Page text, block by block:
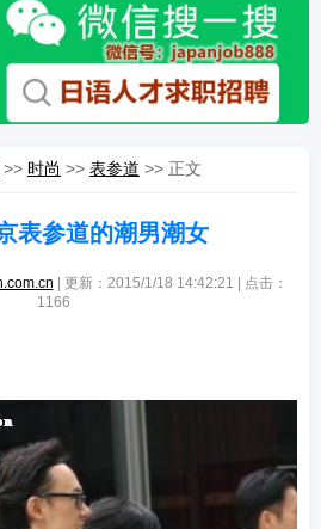
>> 时尚 >> 表参道 >> 正文
表参道的潮男潮女
| 更新：2015/1/18 14:42:21 | 点击：
1166